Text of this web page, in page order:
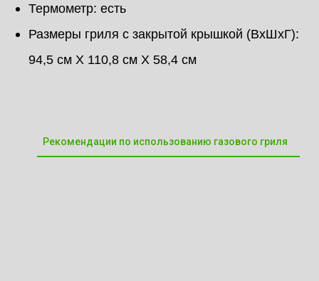
Термометр: есть
Размеры гриля с закрытой крышкой (ВхШхГ):
94,5 см X 110,8 см X 58,4 см
Рекомендации по использованию газового гриля